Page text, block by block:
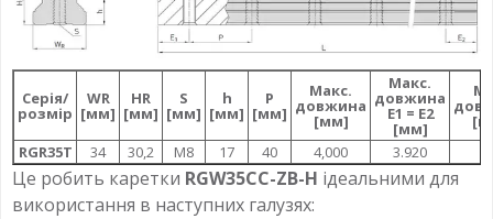
Серія/
розмір
WR
[мм]
HR
[мм]
S
[мм]
h
[мм]
P
[мм]
Макс.
довжина
[мм]
Макс.
довжина
E1 = E2
[мм]
RGR35T
34 30,2 M8 17 40 4,000 3.920
Це робить каретки RGW35CC-ZB-H ідеальними для
використання в наступних галузях: